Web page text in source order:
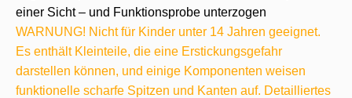
einer Sicht – und Funktionsprobe unterzogen
WARNUNG! Nicht für Kinder unter 14 Jahren geeignet.
Es enthält Kleinteile, die eine Erstickungsgefahr
darstellen können, und einige Komponenten weisen
funktionelle scharfe Spitzen und Kanten auf. Detailliertes